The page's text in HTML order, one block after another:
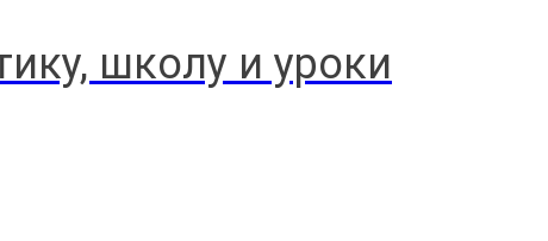
школу и уроки